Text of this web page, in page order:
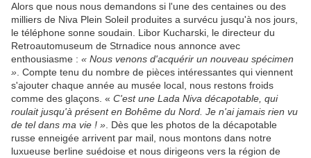
Alors que nous nous demandons si l'une des centaines ou des
milliers de Niva Plein Soleil produites a survécu jusqu'à nos jours,
le téléphone sonne soudain. Libor Kucharski, le directeur du
Retroautomuseum de Strnadice nous annonce avec
enthousiasme : « Nous venons d'acquérir un nouveau spécimen
» . Compte tenu du nombre de pièces intéressantes qui viennent
s'ajouter chaque année au musée local, nous restons froids
comme des glaçons. « C'est une Lada Niva décapotable, qui
roulait jusqu'à présent en Bohême du Nord. Je n'ai jamais rien vu
de tel dans ma vie ! » . Dès que les photos de la décapotable
russe enneigée arrivent par mail, nous montons dans notre
luxueuse berline suédoise et nous dirigeons vers la région de